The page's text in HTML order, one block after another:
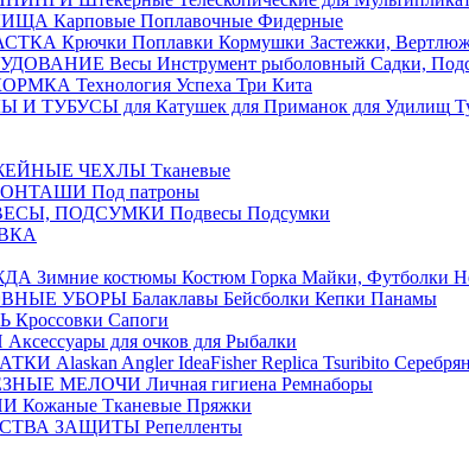
Карповые Поплавочные Фидерные
Крючки Поплавки Кормушки Застежки,
Весы Инструмент рыболовный Садки,
Технология Успеха Три Кита
И ТУБУСЫ для Катушек для Приманок для Удилищ
ЧЕХЛЫ Тканевые
Под патроны
ПОДСУМКИ Подвесы Подсумки
Зимние костюмы Костюм Горка Майки, Футболки
УБОРЫ Балаклавы Бейсболки Кепки Панамы
Кроссовки Сапоги
Аксессуары для очков для Рыбалки
Alaskan AnglerIdeaFisherReplica Tsuribito
МЕЛОЧИ Личная гигиена Ремнаборы
Кожаные Тканевые Пряжки
ЗАЩИТЫ Репелленты